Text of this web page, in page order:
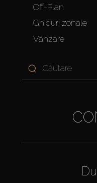
Off-Plan
Ghiduri zonale
Vânzare